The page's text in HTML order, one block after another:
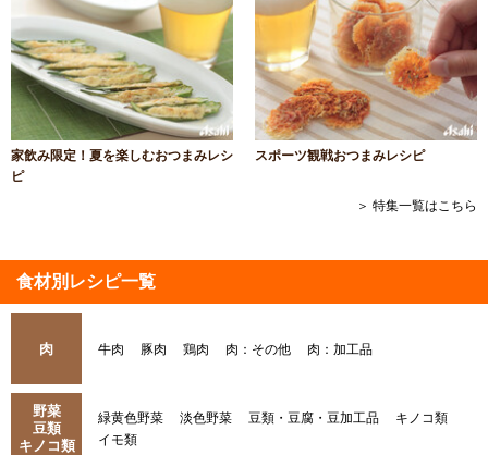
家飲み限定！夏を楽しむおつまみレシ
ピ
スポーツ観戦おつまみレシピ
＞ 特集一覧はこちら
食材別レシピ一覧
肉 牛肉 豚肉 鶏肉 肉：その他 肉：加工品
野菜
豆類
キノコ類
緑黄色野菜 淡色野菜 豆類・豆腐・豆加工品
キノコ類
イモ類